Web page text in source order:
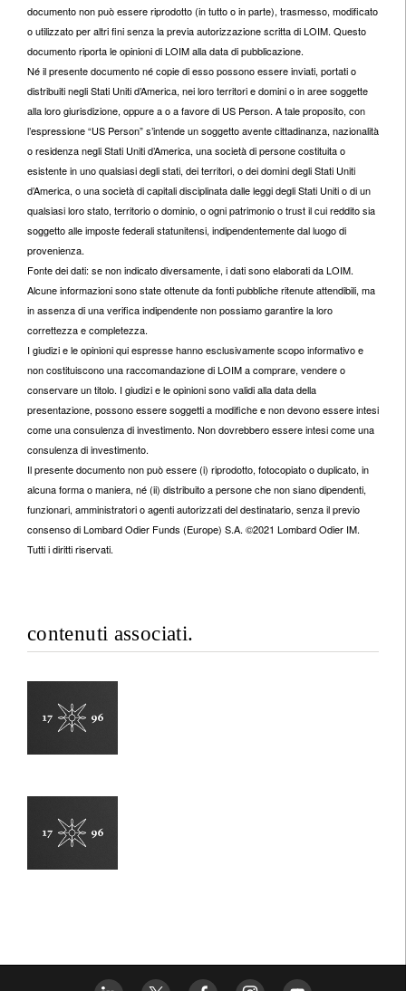
documento non può essere riprodotto (in tutto o in parte), trasmesso, modificato
o utilizzato per altri fini senza la previa autorizzazione scritta di LOIM. Questo
documento riporta le opinioni di LOIM alla data di pubblicazione.
Né il presente documento né copie di esso possono essere inviati, portati o
distribuiti negli Stati Uniti d’America, nei loro territori e domini o in aree soggette
alla loro giurisdizione, oppure a o a favore di US Person. A tale proposito, con
l’espressione “US Person” s’intende un soggetto avente cittadinanza, nazionalità
o residenza negli Stati Uniti d’America, una società di persone costituita o
esistente in uno qualsiasi degli stati, dei territori, o dei domini degli Stati Uniti
d’America, o una società di capitali disciplinata dalle leggi degli Stati Uniti o di un
qualsiasi loro stato, territorio o dominio, o ogni patrimonio o trust il cui reddito sia
soggetto alle imposte federali statunitensi, indipendentemente dal luogo di
provenienza.
Fonte dei dati: se non indicato diversamente, i dati sono elaborati da LOIM.
Alcune informazioni sono state ottenute da fonti pubbliche ritenute attendibili, ma
in assenza di una verifica indipendente non possiamo garantire la loro
correttezza e completezza.
I giudizi e le opinioni qui espresse hanno esclusivamente scopo informativo e
non costituiscono una raccomandazione di LOIM a comprare, vendere o
conservare un titolo. I giudizi e le opinioni sono validi alla data della
presentazione, possono essere soggetti a modifiche e non devono essere intesi
come una consulenza di investimento. Non dovrebbero essere intesi come una
consulenza di investimento.
Il presente documento non può essere (i) riprodotto, fotocopiato o duplicato, in
alcuna forma o maniera, né (ii) distribuito a persone che non siano dipendenti,
funzionari, amministratori o agenti autorizzati del destinatario, senza il previo
consenso di Lombard Odier Funds (Europe) S.A. ©2021 Lombard Odier IM.
Tutti i diritti riservati.
contenuti associati.